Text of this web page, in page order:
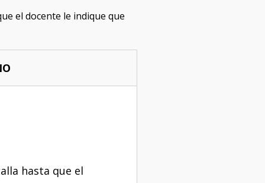
el docente le indique que
hasta que el